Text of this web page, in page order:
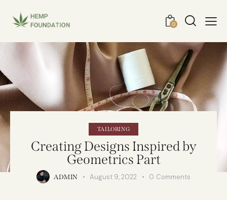
0
TAILORING
Creating Designs Inspired by
Geometrics Part
ADMIN August 9, 2022 0 Comments